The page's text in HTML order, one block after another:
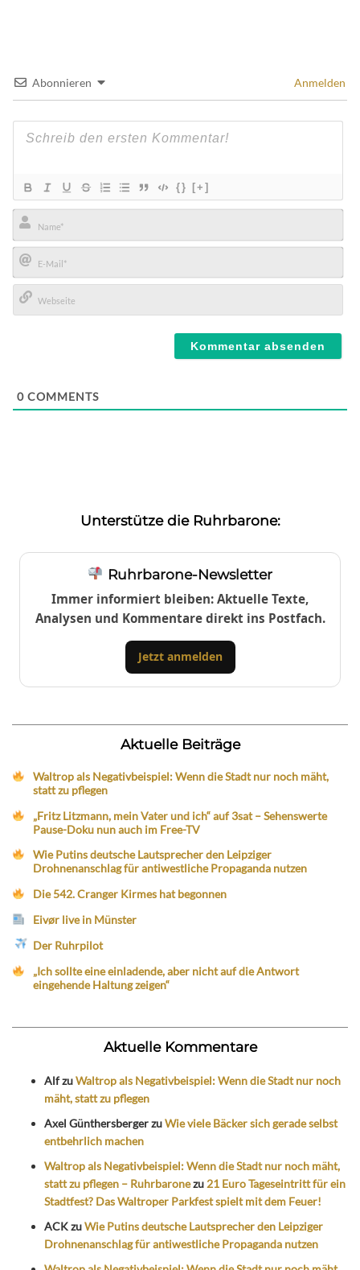
Abonnieren Anmelden
{} [+]
Name*
E-
Mail*
0 COMMENTS
Unterstütze die Ruhrbarone:
Ruhrbarone-Newsletter
Immer informiert bleiben: Aktuelle Texte,
Analysen und Kommentare direkt ins Postfach.
Jetzt anmelden
Aktuelle Beiträge
Waltrop als Negativbeispiel: Wenn die Stadt nur noch mäht,
statt zu pflegen
„Fritz Litzmann, mein Vater und ich“ auf 3sat – Sehenswerte
Pause-Doku nun auch im Free-TV
Wie Putins deutsche Lautsprecher den Leipziger
Drohnenanschlag für antiwestliche Propaganda nutzen
Die 542. Cranger Kirmes hat begonnen
Eivør live in Münster
Der Ruhrpilot
„Ich sollte eine einladende, aber nicht auf die Antwort
eingehende Haltung zeigen“
Aktuelle Kommentare
AlfzuWaltrop als Negativbeispiel: Wenn die Stadt nur noch
mäht, statt zu pflegen
Axel GünthersbergerzuWie viele Bäcker sich gerade selbst
entbehrlich machen
Waltrop als Negativbeispiel: Wenn die Stadt nur noch mäht,
statt zu pflegen – Ruhrbaronezu 21 Euro Tageseintritt für ein
Stadtfest? Das Waltroper Parkfest spielt mit dem Feuer!
ACKzuWie Putins deutsche Lautsprecher den Leipziger
Drohnenanschlag für antiwestliche Propaganda nutzen